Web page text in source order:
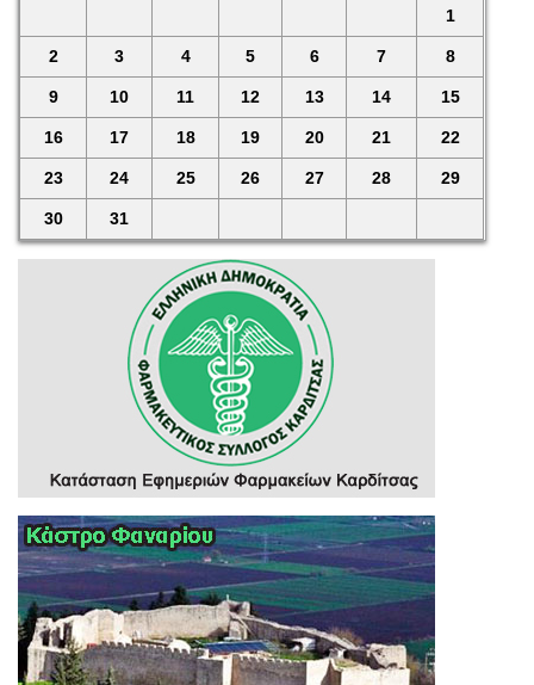
1
2 3 4 5 6 7 8
9 10 11 12 13 14 15
16 17 18 19 20 21 22
23 24 25 26 27 28 29
30 31